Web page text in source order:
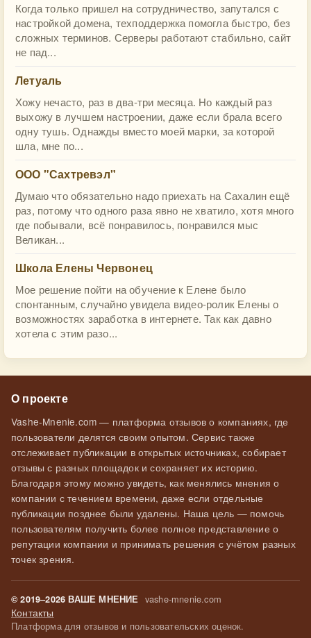
Когда только пришел на сотрудничество, запутался с
настройкой домена, техподдержка помогла быстро, без
сложных терминов. Серверы работают стабильно, сайт
не пад...
Летуаль
Хожу нечасто, раз в два-три месяца. Но каждый раз
выхожу в лучшем настроении, даже если брала всего
одну тушь. Однажды вместо моей марки, за которой
шла, мне по...
ООО "Сахтревэл"
Думаю что обязательно надо приехать на Сахалин ещё
раз, потому что одного раза явно не хватило, хотя много
где побывали, всё понравилось, понравился мыс
Великан...
Школа Елены Червонец
Мое решение пойти на обучение к Елене было
спонтанным, случайно увидела видео-ролик Елены о
возможностях заработка в интернете. Так как давно
хотела с этим разо...
О проекте
Vashe-Mnenie.com — платформа отзывов о компаниях, где
пользователи делятся своим опытом. Сервис также
отслеживает публикации в открытых источниках, собирает
отзывы с разных площадок и сохраняет их историю.
Благодаря этому можно увидеть, как менялись мнения о
компании с течением времени, даже если отдельные
публикации позднее были удалены. Наша цель — помочь
пользователям получить более полное представление о
репутации компании и принимать решения с учётом разных
точек зрения.
© 2019–2026 ВАШЕ МНЕНИЕ vashe-mnenie.com
Контакты
Платформа для отзывов и пользовательских оценок.